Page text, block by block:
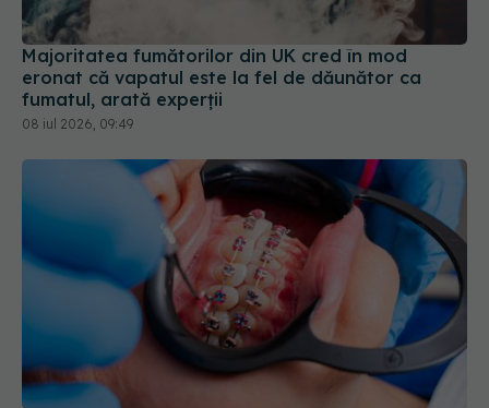
Majoritatea fumătorilor din UK cred în mod
eronat că vapatul este la fel de dăunător ca
fumatul, arată experții
08 iul 2026, 09:49